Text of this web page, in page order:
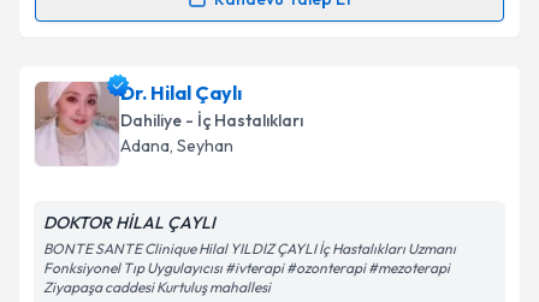
Randevu Takvimi Talebi
Op. Dr. Muhammed Furkan Sökmen
takvimi talebi oluşturun. Size bu uzmandan randevu
almanız için bir takvim hazırlandığında e-posta ile
bilgilendireceğiz.
E-posta Adresiniz
Dr. Hilal Çaylı
Dahiliye - İç Hastalıkları
Adana, Seyhan
DOKTOR HİLAL ÇAYLI
BONTE SANTE Clinique Hilal YILDIZ ÇAYLI İç Hastalıkları Uzmanı
Fonksiyonel Tıp Uygulayıcısı #ivterapi #ozonterapi #mezoterapi
Ziyapaşa caddesi Kurtuluş mahallesi